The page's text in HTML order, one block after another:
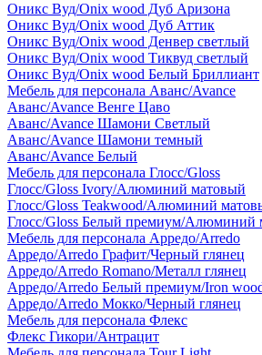
Оникс Вуд/Onix wood Дуб Аризона
Оникс Вуд/Onix wood Дуб Аттик
Оникс Вуд/Onix wood Денвер светлый
Оникс Вуд/Onix wood Тиквуд светлый
Оникс Вуд/Onix wood Белый Бриллиант
Мебель для персонала Аванс/Avance
Аванс/Avance Венге Цаво
Аванс/Avance Шамони Светлый
Аванс/Avance Шамони темный
Аванс/Avance Белый
Мебель для персонала Глосс/Gloss
Глосс/Gloss Ivory/Алюминий матовый
Глосс/Gloss Teakwood/Алюминий
Глосс/Gloss Белый премиум/Алюминий
Мебель для персонала Арредо/Arredo
Арредо/Arredo Графит/Черный глянец
Арредо/Arredo Romano/Металл глянец
Арредо/Arredo Белый премиум/Iron
Арредо/Arredo Мокко/Черный глянец
Мебель для персонала Флекс
Флекс Гикори/Антрацит